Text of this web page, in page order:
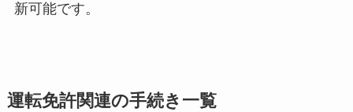
新可能です。
運転免許関連の手続き一覧